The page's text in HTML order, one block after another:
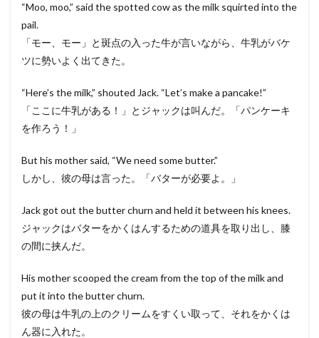
“Moo, moo,” said the spotted cow as the milk squirted into the
pail.
「モー、モー」と斑点の入った牛が言いながら、牛乳がバケ
ツに勢いよく出てきた。
“Here’s the milk,” shouted Jack. “Let’s make a pancake!”
「ここに牛乳がある！」とジャックは叫んだ。「パンケーキ
を作ろう！」
But his mother said, “We need some butter.”
しかし、彼の母は言った。「バターが必要よ。」
Jack got out the butter churn and held it between his knees.
ジャックはバターをかくはんするための道具を取り出し、膝
の間に挟んだ。
His mother scooped the cream from the top of the milk and
put it into the butter churn.
彼の母は牛乳の上のクリームをすくい取って、それをかくは
ん器に入れた。